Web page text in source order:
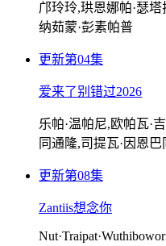
邝玲玲,珙恩娜帕·瑟
纳茹蒙·彭素帕普
更新第04集
爱来了别错过2026
乐帕·温帕尼,欧帕瓦·
同通隆,司提瓦·因恩
更新第08集
Zantiis想念你